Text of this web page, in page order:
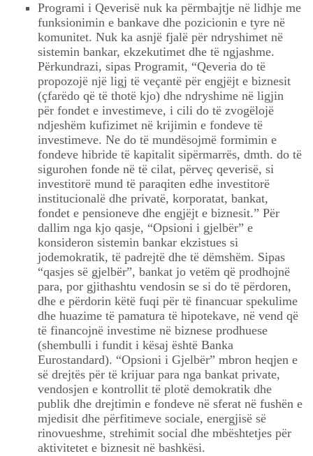
Programi i Qeverisë nuk ka përmbajtje në lidhje me
funksionimin e bankave dhe pozicionin e tyre në
komunitet. Nuk ka asnjë fjalë për ndryshimet në
sistemin bankar, ekzekutimet dhe të ngjashme.
Përkundrazi, sipas Programit, “Qeveria do të
propozojë një ligj të veçantë për engjëjt e biznesit
(çfarëdo që të thotë kjo) dhe ndryshime në ligjin
për fondet e investimeve, i cili do të zvogëlojë
ndjeshëm kufizimet në krijimin e fondeve të
investimeve. Ne do të mundësojmë formimin e
fondeve hibride të kapitalit sipërmarrës, dmth. do të
sigurohen fonde në të cilat, përveç qeverisë, si
investitorë mund të paraqiten edhe investitorë
institucionalë dhe privatë, korporatat, bankat,
fondet e pensioneve dhe engjëjt e biznesit.” Për
dallim nga kjo qasje, “Opsioni i gjelbër” e
konsideron sistemin bankar ekzistues si
jodemokratik, të padrejtë dhe të dëmshëm. Sipas
“qasjes së gjelbër”, bankat jo vetëm që prodhojnë
para, por gjithashtu vendosin se si do të përdoren,
dhe e përdorin këtë fuqi për të financuar spekulime
dhe huazime të pamatura të hipotekave, në vend që
të financojnë investime në biznese prodhuese
(shembulli i fundit i kësaj është Banka
Eurostandard). “Opsioni i Gjelbër” mbron heqjen e
së drejtës për të krijuar para nga bankat private,
vendosjen e kontrollit të plotë demokratik dhe
publik dhe drejtimin e fondeve në sferat në fushën e
mjedisit dhe përfitimeve sociale, energjisë së
rinovueshme, strehimit social dhe mbështetjes për
aktivitetet e biznesit në bashkësi.